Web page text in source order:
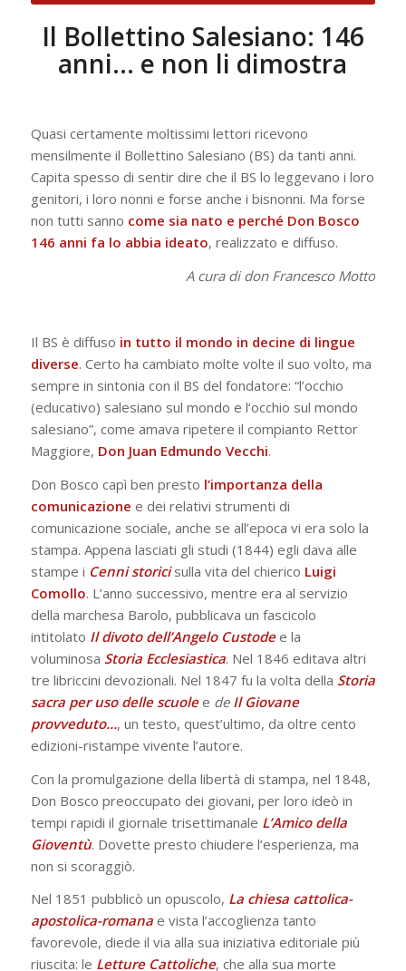
Il Bollettino Salesiano: 146
anni… e non li dimostra
Quasi certamente moltissimi lettori ricevono
mensilmente il Bollettino Salesiano (BS) da tanti anni.
Capita spesso di sentir dire che il BS lo leggevano i loro
genitori, i loro nonni e forse anche i bisnonni. Ma forse
non tutti sanno come sia nato e perché Don Bosco
146 anni fa lo abbia ideato, realizzato e diffuso.
A cura di don Francesco Motto
Il BS è diffuso in tutto il mondo in decine di lingue
diverse. Certo ha cambiato molte volte il suo volto, ma
sempre in sintonia con il BS del fondatore: “l’occhio
(educativo) salesiano sul mondo e l’occhio sul mondo
salesiano”, come amava ripetere il compianto Rettor
Maggiore, Don Juan Edmundo Vecchi.
Don Bosco capì ben presto l’importanza della
comunicazione e dei relativi strumenti di
comunicazione sociale, anche se all’epoca vi era solo la
stampa. Appena lasciati gli studi (1844) egli dava alle
stampe i Cenni storici sulla vita del chierico Luigi
Comollo. L’anno successivo, mentre era al servizio
della marchesa Barolo, pubblicava un fascicolo
intitolato Il divoto dell’Angelo Custodee la
voluminosa Storia Ecclesiastica. Nel 1846 editava altri
tre libriccini devozionali. Nel 1847 fu la volta della Storia
sacra per uso delle scuole e deIl Giovane
provveduto…, un testo, quest’ultimo, da oltre cento
edizioni-ristampe vivente l’autore.
Con la promulgazione della libertà di stampa, nel 1848,
Don Bosco preoccupato dei giovani, per loro ideò in
tempi rapidi il giornale trisettimanale L’Amico della
Gioventù. Dovette presto chiudere l’esperienza, ma
non si scoraggiò.
Nel 1851 pubblicò un opuscolo, La chiesa cattolica-
apostolica-romana e vista l’accoglienza tanto
favorevole, diede il via alla sua iniziativa editoriale più
riuscita: le Letture Cattoliche, che alla sua morte